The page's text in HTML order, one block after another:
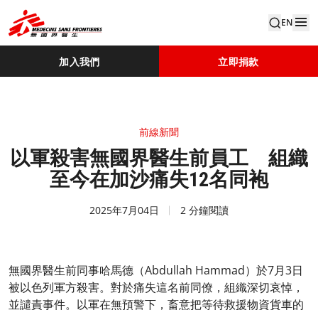
EN
加入我們 立即捐款
前線新聞
以軍殺害無國界醫生前員工 組織
至今在加沙痛失12名同袍
2025年7月04日 2 分鐘閱讀
無國界醫生前同事哈馬德（Abdullah Hammad）於7月3日
被以色列軍方殺害。對於痛失這名前同僚，組織深切哀悼，
並譴責事件。以軍在無預警下，畜意把等待救援物資貨車的